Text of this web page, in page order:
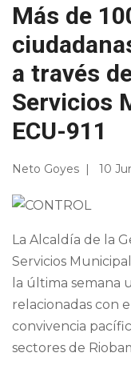
Más de
a través
Servicios
ECU-911
Neto Goyes 10
La Alcaldía de la
Servicios
la última semana
relacionadas con
convivencia
sectores de